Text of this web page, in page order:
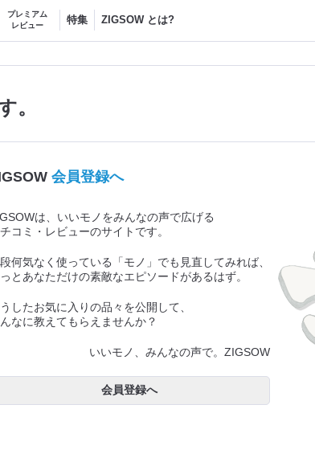
プレミアム
レビュー
特集 ZIGSOW とは?
。
会員登録へ
は、いいモノをみんなの声で広げる
コミ・レビューのサイトです。
何気なく使っている「モノ」でも見直してみれば、
とあなただけの素敵なエピソードがあるはず。
したお気に入りの品々を公開して、
なに教えてもらえませんか？
いいモノ、みんなの声で。ZIGSOW
会員登録へ